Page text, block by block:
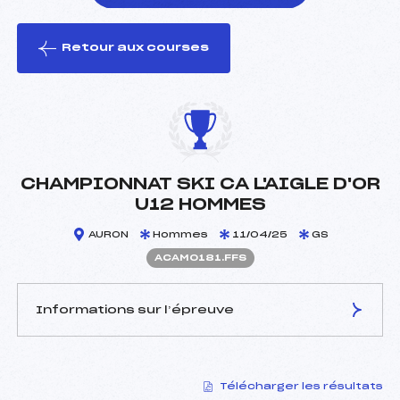
le ski
Retour aux courses
CHAMPIONNAT SKI CA L'AIGLE D'OR
U12 HOMMES
AURON Hommes 11/04/25 GS
ACAM0181.FFS
Informations sur l’épreuve
PASSERON HENRY (CA)
Télécharger les résultats